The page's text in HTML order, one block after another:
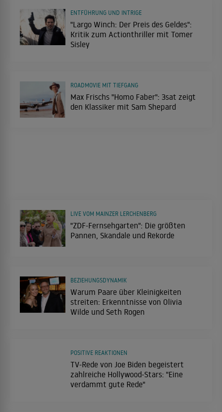
"Largo Winch: Der Preis des Geldes":
Kritik zum Actionthriller mit Tomer
Sisley
ENTFÜHRUNG UND INTRIGE
Max Frischs "Homo Faber": 3sat zeigt
den Klassiker mit Sam Shepard
ROADMOVIE MIT TIEFGANG
"ZDF-Fernsehgarten": Die größten
Pannen, Skandale und Rekorde
LIVE VOM MAINZER LERCHENBERG
Warum Paare über Kleinigkeiten
streiten: Erkenntnisse von Olivia
Wilde und Seth Rogen
BEZIEHUNGSDYNAMIK
TV-Rede von Joe Biden begeistert
zahlreiche Hollywood-Stars: "Eine
verdammt gute Rede"
POSITIVE REAKTIONEN